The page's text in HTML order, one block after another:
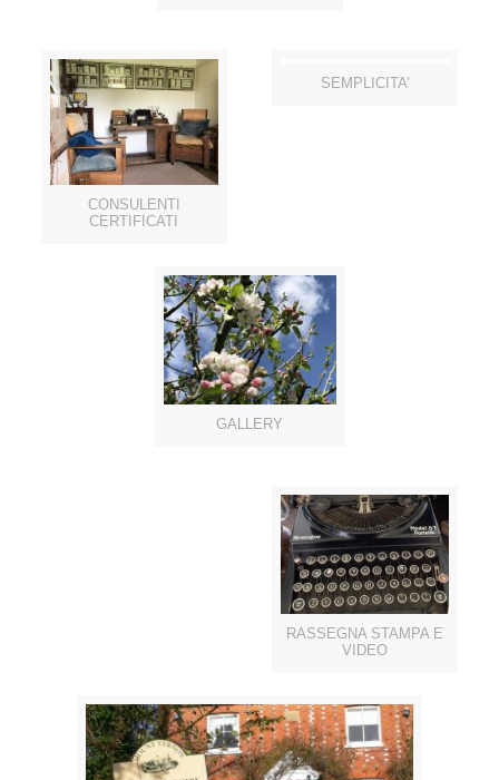
SEMPLICITA’
CONSULENTI
CERTIFICATI
GALLERY
RASSEGNA STAMPA E
VIDEO